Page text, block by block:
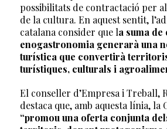
possibilitats de contractació per
de la cultura. En aquest sentit,
catalana consider que la suma
enogastronomia generarà una
turística que convertirà
turístiques, culturals i
El conseller d’Empresa i Treball,
destaca que, amb aquesta línia, la
“promou una oferta conjunta